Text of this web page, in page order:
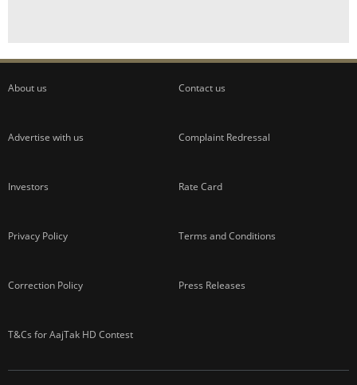
About us Contact us
Advertise with us Complaint Redressal
Investors Rate Card
Privacy Policy Terms and Conditions
Correction Policy Press Releases
T&Cs for AajTak HD Contest